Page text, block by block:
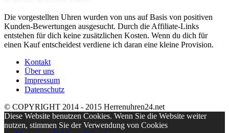
Die vorgestellten Uhren wurden von uns auf Basis von positiven
Kunden-Bewertungen ausgesucht. Durch die Affiliate-Links
entstehen für dich keine zusätzlichen Kosten. Wenn du dich für
einen Kauf entscheidest verdiene ich daran eine kleine Provision.
Kontakt
Über uns
Impressum
Datenschutz
© COPYRIGHT 2014 - 2015 Herrenuhren24.net
Diese Website benutzen Cookies. Wenn Sie die Website weiter
nutzen, stimmen Sie der Verwendung von Cookies